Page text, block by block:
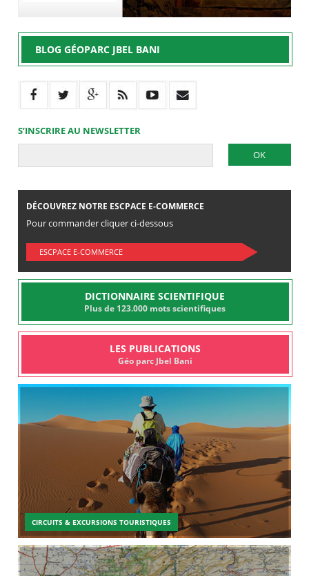
BLOG GÉOPARC JBEL BANI
S’INSCRIRE AU NEWSLETTER
DÉCOUVREZ NOTRE ESCPACE E-COMMERCE
Pour commander cliquer ci-dessous
ESCPACE E-COMMERCE
DICTIONNAIRE SCIENTIFIQUE
Plus de 123.000 mots scientifiques
LES PUBLICATIONS
Géo parc Jbel Bani
CIRCUITS & EXCURSIONS TOURISTIQUES